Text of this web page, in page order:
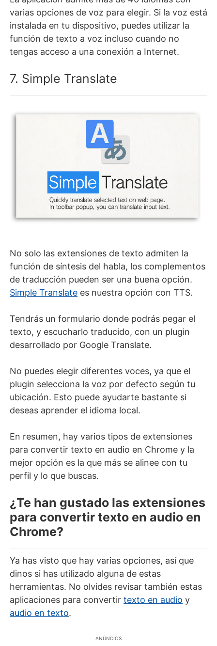
varias opciones de voz para elegir. Si la voz está
instalada en tu dispositivo, puedes utilizar la
función de texto a voz incluso cuando no
tengas acceso a una conexión a Internet.
7. Simple Translate
No solo las extensiones de texto admiten la
función de síntesis del habla, los complementos
de traducción pueden ser una buena opción.
Simple Translate es nuestra opción con TTS.
Tendrás un formulario donde podrás pegar el
texto, y escucharlo traducido, con un plugin
desarrollado por Google Translate.
No puedes elegir diferentes voces, ya que el
plugin selecciona la voz por defecto según tu
ubicación. Esto puede ayudarte bastante si
deseas aprender el idioma local.
En resumen, hay varios tipos de extensiones
para convertir texto en audio en Chrome y la
mejor opción es la que más se alinee con tu
perfil y lo que buscas.
¿Te han gustado las extensiones
para convertir texto en audio en
Chrome?
Ya has visto que hay varias opciones, así que
dinos si has utilizado alguna de estas
herramientas. No olvides revisar también estas
aplicaciones para convertir texto en audio y
audio en texto.
ANÚNCIOS